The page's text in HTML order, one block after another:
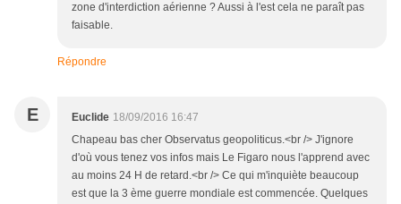
zone d'interdiction aérienne ? Aussi à l'est cela ne paraît pas
faisable.
Répondre
E Euclide 18/09/2016 16:47
Chapeau bas cher Observatus geopoliticus.<br /> J'ignore
d'où vous tenez vos infos mais Le Figaro nous l'apprend avec
au moins 24 H de retard.<br /> Ce qui m'inquiète beaucoup
est que la 3 ème guerre mondiale est commencée. Quelques